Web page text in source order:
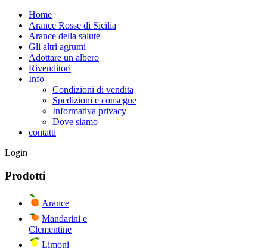
Home
Arance Rosse di Sicilia
Arance della salute
Gli altri agrumi
Adottare un albero
Rivenditori
Info
Condizioni di vendita
Spedizioni e consegne
Informativa privacy
Dove siamo
contatti
Login
Prodotti
Arance
Mandarini e
Clementine
Limoni